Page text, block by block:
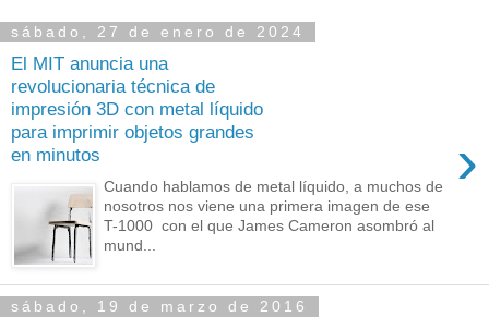
sábado, 27 de enero de 2024
El MIT anuncia una
revolucionaria técnica de
impresión 3D con metal líquido
para imprimir objetos grandes
en minutos
›
Cuando hablamos de metal líquido, a muchos de
nosotros nos viene una primera imagen de ese
T-1000 con el que James Cameron asombró al
mund...
sábado, 19 de marzo de 2016